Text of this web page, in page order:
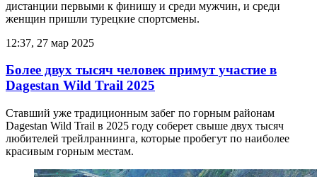
дистанции первыми к финишу и среди мужчин, и среди
женщин пришли турецкие спортсмены.
12:37, 27 мар 2025
Более двух тысяч человек примут участие в
Dagestan Wild Trail 2025
Ставший уже традиционным забег по горным районам
Dagestan Wild Trail в 2025 году соберет свыше двух тысяч
любителей трейлраннинга, которые пробегут по наиболее
красивым горным местам.